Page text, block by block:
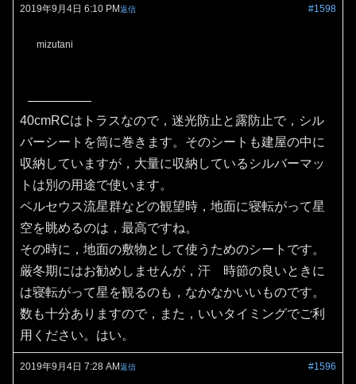
2019年9月4日 6:10 PM #1598
返信
mizutani
40cmRCはトラスなので，迷光防止と露防止で，シル
バーシートを筒に巻きます。そのシートも建屋の中に
収納していますが，大量に収納しているシルバーマッ
トは別の用途で使います。
ペルセウス流星群などの観望時，地面に寝転がって星
空を眺めるのは，最高ですね。
その時に，地面の敷物として使うためのシートです。
厳冬期にはお勧めしませんが，汗 時節の良いときに
は寝転がって星を観るのも，なかなかいいものです。
数も十分ありますので，また，いいタイミングでご利
用ください。はい。
2019年9月4日 7:28 AM #1596
返信